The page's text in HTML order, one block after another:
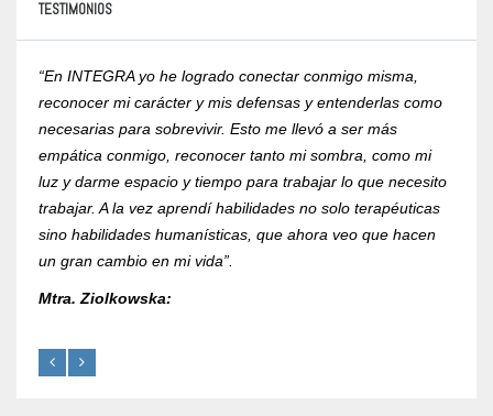
TESTIMONIOS
“En INTEGRA yo he logrado conectar conmigo misma,
reconocer mi carácter y mis defensas y entenderlas como
necesarias para sobrevivir. Esto me llevó a ser más
empática conmigo, reconocer tanto mi sombra, como mi
luz y darme espacio y tiempo para trabajar lo que necesito
trabajar. A la vez aprendí habilidades no solo terapéuticas
sino habilidades humanísticas, que ahora veo que hacen
un gran cambio en mi vida”.
Mtra. Ziolkowska: